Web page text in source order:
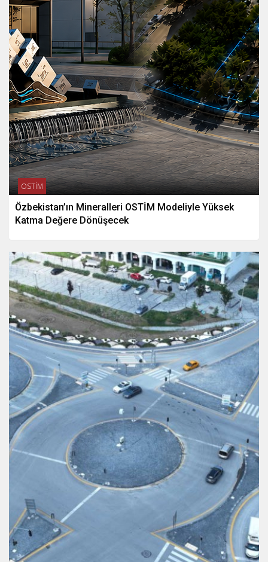
OSTİM
Özbekistan’ın Mineralleri OSTİM Modeliyle Yüksek
Katma Değere Dönüşecek